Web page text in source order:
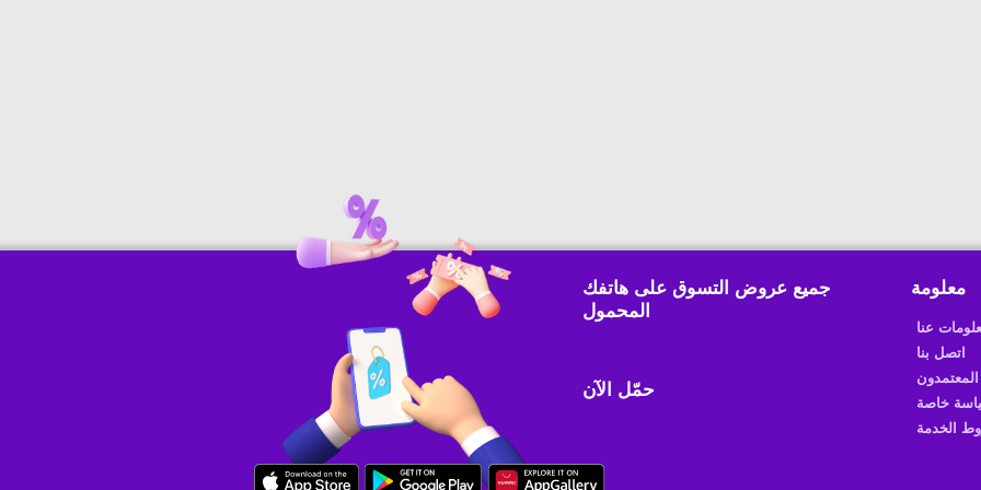
جميع عروض التسوق على هاتفك
المحمول
حمّل الآن
معلومة
عنا
اتصل بنا
المعتمدون
خاصة
الخدمة